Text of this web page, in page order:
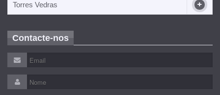
Torres Vedras
Contacte-nos